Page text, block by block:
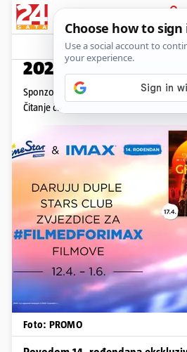
PRIJAVA
Promo sadržaj
2025. je IMAX®
Sponzorirani članak,
petak, 18.4.2025.
Čitanje članka: 4 min
Foto: PROMO